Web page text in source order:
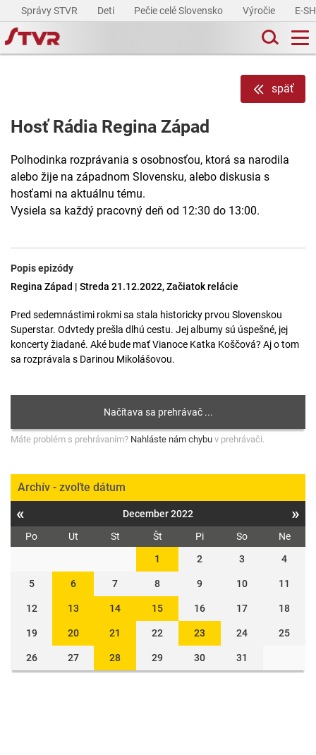
Správy STVR Deti Pečie celé Slovensko Výročie E-
späť
Hosť Rádia Regina Západ
Polhodinka rozprávania s osobnosťou, ktorá sa narodila
alebo žije na západnom Slovensku, alebo diskusia s
hosťami na aktuálnu tému.
Vysiela sa každý pracovný deň od 12:30 do 13:00.
Popis epizódy
Regina Západ | Streda 21.12.2022, Začiatok relácie
Pred sedemnástimi rokmi sa stala historicky prvou Slovenskou
Superstar. Odvtedy prešla dlhú cestu. Jej albumy sú úspešné, jej
koncerty žiadané. Aké bude mať Vianoce Katka Koščová? Aj o tom
sa rozprávala s Darinou Mikolášovou.
Máte problém s prehrávaním? Nahláste nám chybu v prehrávači.
Archív - zvoľte dátum
« December 2022 »
Po Ut St Št Pi So
Ne
1
2 3 4
5 6 7 8 9 10 11
12 13 14 15 16 17 18
19 20 21 22 23 24 25
26 27 28 29 30 31